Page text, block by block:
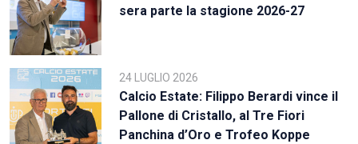
sera parte la stagione 2026-27
24 LUGLIO 2026
Calcio Estate: Filippo Berardi vince il
Pallone di Cristallo, al Tre Fiori
Panchina d’Oro e Trofeo Koppe